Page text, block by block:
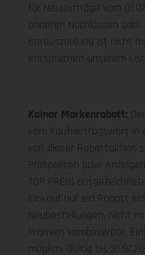
für Neuaufträge vom
anderen Nachlässen
Barauszahlung ist nicht
entsprechen unserem
Koinor Markenrabatt:
vom Kaufvertragswert in
von dieser Rabattaktion
Prospekten oder
TOP PREIS
Einkauf nur ein Rabatt
Neubestellungen. Nicht
Prämien kombinierbar.
möglich. Gültig bis